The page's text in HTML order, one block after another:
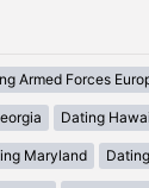
Armed Forces
Dating
Maryland